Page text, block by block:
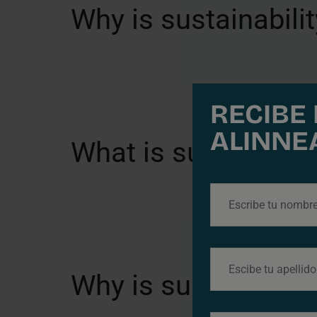
Why is
What is
Why is